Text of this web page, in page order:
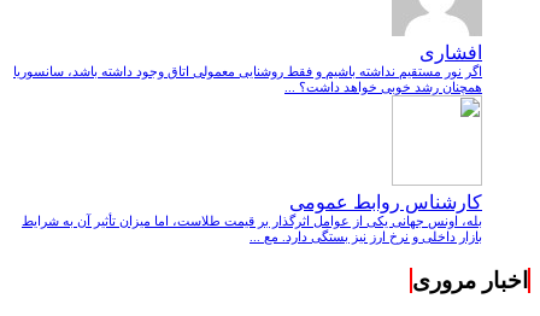
افشاری
اگر نور مستقیم نداشته باشیم و فقط روشنایی معمولی اتاق وجود داشته باشد، سانسوریا
همچنان رشد خوبی خواهد داشت؟ ...
کارشناس روابط عمومی
بله، اونس جهانی یکی از عوامل اثرگذار بر قیمت طلاست، اما میزان تأثیر آن به شرایط
بازار داخلی و نرخ ارز نیز بستگی دارد. مع ...
اخبار مروری